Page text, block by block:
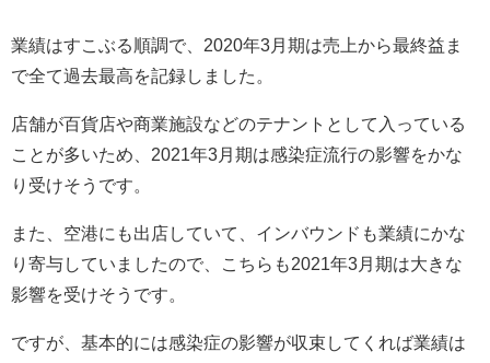
業績はすこぶる順調で、 2020年3 月期は売上から最終益ま
で全て過去最高を記録しました。
店舗が百貨店や商業施設などのテナントとして入っている
ことが多いため、 2021 年3 月期は感染症流行の影響をかな
り受けそうです。
また、空港にも出店していて、インバウンドも業績にかな
り寄与していましたので、こちらも2021 年3 月期は大きな
影響を受けそうです。
ですが、基本的には感染症の影響が収束してくれば業績は